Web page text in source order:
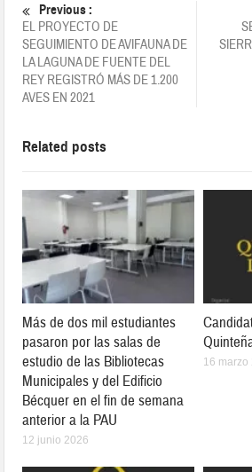
Previous :
EL PROYECTO DE
SEGUIMIENTO DE AVIFAUNA DE
LA LAGUNA DE FUENTE DEL
REY REGISTRÓ MÁS DE 1.200
AVES EN 2021
Related posts
Más de dos mil estudiantes
pasaron por las salas de
estudio de las Bibliotecas
Municipales y del Edificio
Bécquer en el fin de semana
anterior a la PAU
12 junio 2026
16 marzo